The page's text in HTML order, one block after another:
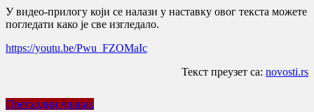
У видео-прилогу који се налази у наставку овог текста можете
погледати како је све изгледало.
https://youtu.be/Pwu_FZOMaIc
Текст преузет са: novosti.rs
Претходни чланак